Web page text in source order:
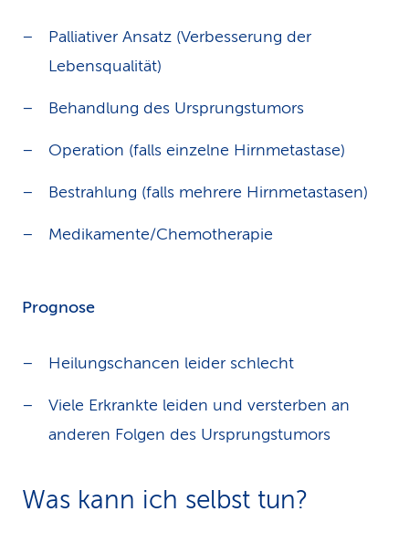
Palliativer Ansatz (Verbesserung der
Lebensqualität)
Behandlung des Ursprungstumors
Operation (falls einzelne Hirnmetastase)
Bestrahlung (falls mehrere Hirnmetastasen)
Medikamente/Chemotherapie
Prognose
Heilungschancen leider schlecht
Viele Erkrankte leiden und versterben an
anderen Folgen des Ursprungstumors
Was kann ich selbst tun?